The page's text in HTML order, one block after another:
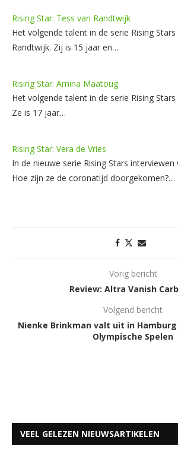
Rising Star: Tess van Randtwijk
Het volgende talent in de serie Rising Stars
Randtwijk. Zij is 15 jaar en…
Rising Star: Amina Maatoug
Het volgende talent in de serie Rising
Ze is 17 jaar…
Rising Star: Vera de Vries
In de nieuwe serie Rising Stars
Hoe zijn ze de coronatijd doorgekomen?…
Vorig bericht
Review: Altra Vanish
Volgend bericht
Nienke Brinkman valt uit in
Olympische Spelen
VEEL GELEZEN NIEUWSARTIKELEN